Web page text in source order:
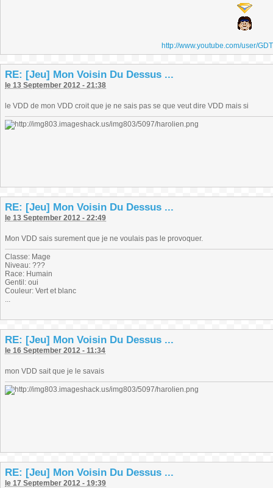
http://www.youtube.com/user/
RE: [Jeu] Mon Voisin Du Dessus ...
le 13 September 2012 - 21:38
le VDD de mon VDD croit que je ne sais pas se que veut dire VDD mais si
RE: [Jeu] Mon Voisin Du Dessus ...
le 13 September 2012 - 22:49
Mon VDD sais surement que je ne voulais pas le provoquer.
Classe: Mage
Niveau: ???
Race: Humain
Gentil: oui
Couleur: Vert et blanc
...
RE: [Jeu] Mon Voisin Du Dessus ...
le 16 September 2012 - 11:34
mon VDD sait que je le savais
RE: [Jeu] Mon Voisin Du Dessus ...
le 17 September 2012 - 19:39